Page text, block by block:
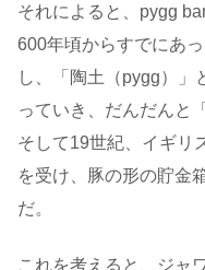
それによると、pygg
600年頃からすでにあ
し、「陶土（pygg）」
っていき、だんだんと
そして19世紀、イギリ
を受け、豚の形の貯金
だ。
これを考えると、ジャ